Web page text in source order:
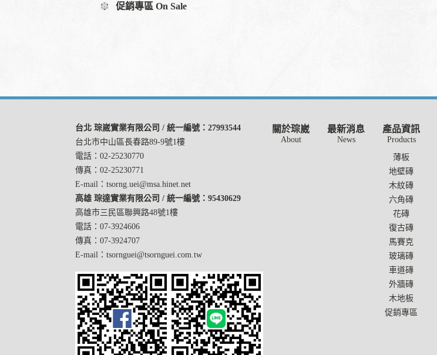
促銷專區 On Sale
關於琮崴 最新消息 產品資訊
薄板
地壁磚
木紋磚
六角磚
花磚
復古磚
馬賽克
玻璃磚
車道磚
外牆磚
木地板
促銷專區
台北 琮崴實業有限公司 / 統一編號：27993544
台北市中山區長春路89-9號1樓
電話：02-25230770
傳真：02-25230771
E-mail：tsorng.uei@msa.hinet.net
高雄 琮達實業有限公司 / 統一編號：95430629
高雄市三民區聯興路48號1樓
電話：07-3924606
傳真：07-3924707
E-mail：tsornguei@tsornguei.com.tw